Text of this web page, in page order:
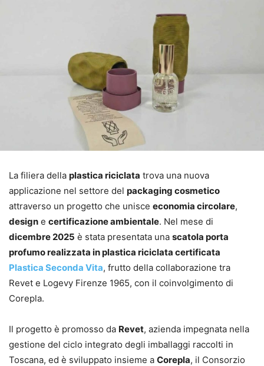
La filiera della plastica riciclata trova una nuova
applicazione nel settore del packaging cosmetico
attraverso un progetto che unisce economia circolare,
design e certificazione ambientale. Nel mese di
dicembre 2025 è stata presentata una scatola porta
profumo realizzata in plastica riciclata certificata
Plastica Seconda Vita, frutto della collaborazione tra
Revet e Logevy Firenze 1965, con il coinvolgimento di
Corepla.
Il progetto è promosso da Revet, azienda impegnata nella
gestione del ciclo integrato degli imballaggi raccolti in
Toscana, ed è sviluppato insieme a Corepla, il Consorzio